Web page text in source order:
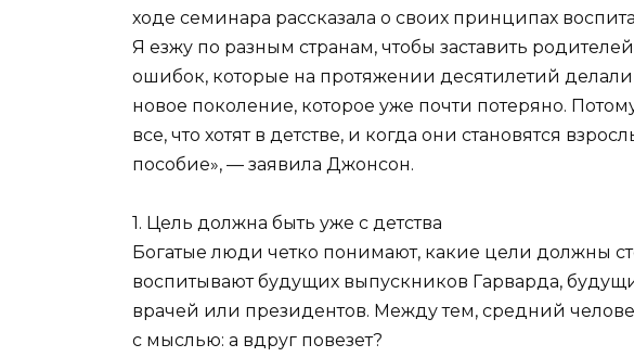
ходе семинара рассказала о своих принципах
Я езжу по разным странам, чтобы заставить
ошибок, которые на протяжении десятилетий
новое поколение, которое уже почти потеряно.
все, что хотят в детстве, и когда они становятся
пособие», — заявила Джонсон.
1. Цель должна быть уже с детства
Богатые люди четко понимают, какие цели должны
воспитывают будущих выпускников Гарварда,
врачей или президентов. Между тем, средний
с мыслью: а вдруг повезет?